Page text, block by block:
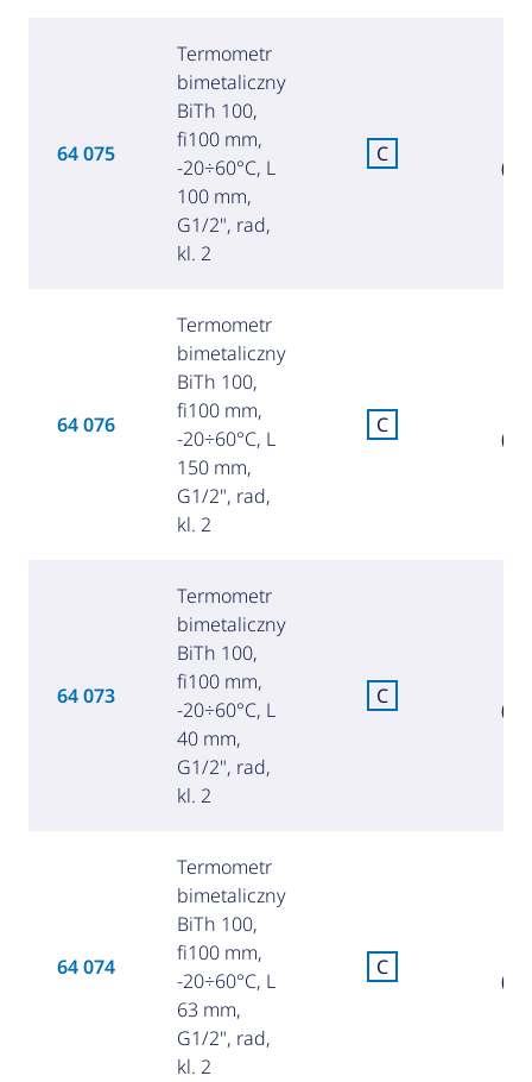
64 075
Termometr
bimetaliczny
BiTh 100,
fi100 mm,
-20÷60°C, L
100 mm,
G1/2", rad,
kl. 2
C
64 076
Termometr
bimetaliczny
BiTh 100,
fi100 mm,
-20÷60°C, L
150 mm,
G1/2", rad,
kl. 2
C
64 073
Termometr
bimetaliczny
BiTh 100,
fi100 mm,
-20÷60°C, L
40 mm,
G1/2", rad,
kl. 2
C
64 074
Termometr
bimetaliczny
BiTh 100,
fi100 mm,
-20÷60°C, L
63 mm,
G1/2", rad,
kl. 2
C